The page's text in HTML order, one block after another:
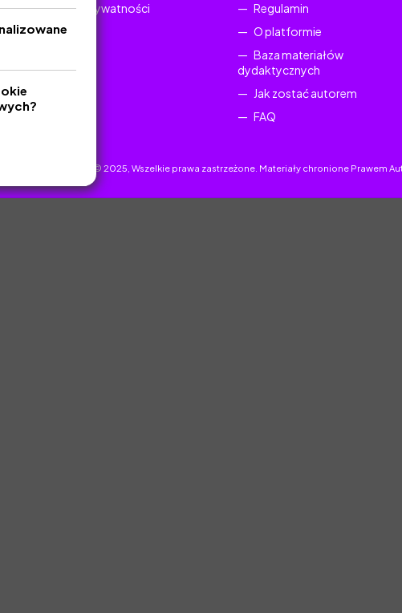
Polityka Prywatności
Regulamin
O platformie
Baza materiałów
dydaktycznych
Jak zostać autorem
FAQ
ZlotyNauczyciel.pl © 2025, Wszelkie prawa zastrzeżone. Materiały chronione Prawem